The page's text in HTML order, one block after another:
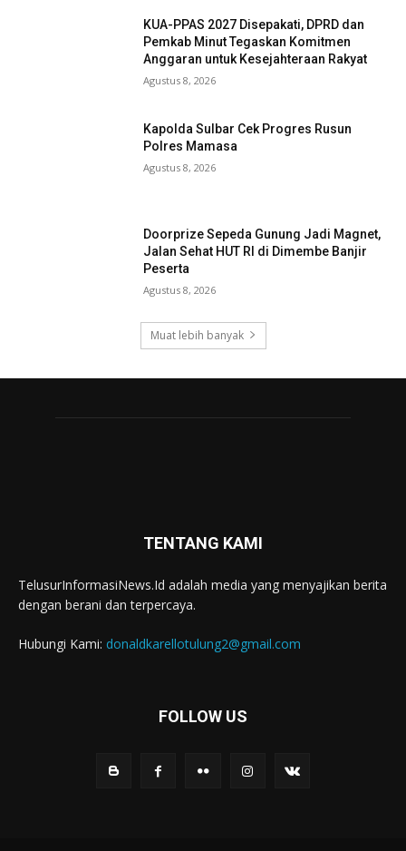
KUA-PPAS 2027 Disepakati, DPRD dan
Pemkab Minut Tegaskan Komitmen
Anggaran untuk Kesejahteraan Rakyat
Agustus 8, 2026
Kapolda Sulbar Cek Progres Rusun
Polres Mamasa
Agustus 8, 2026
Doorprize Sepeda Gunung Jadi Magnet,
Jalan Sehat HUT RI di Dimembe Banjir
Peserta
Agustus 8, 2026
Muat lebih banyak
TENTANG KAMI
TelusurInformasiNews.Id adalah media yang menyajikan berita
dengan berani dan terpercaya.
Hubungi Kami: donaldkarellotulung2@gmail.com
FOLLOW US